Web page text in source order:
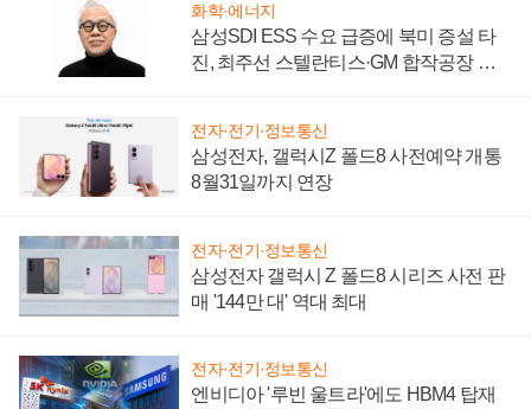
화학·에너지
삼성SDI ESS 수요 급증에 북미 증설 타
진, 최주선 스텔란티스·GM 합작공장 건
전자·전기·정보통신
삼성전자, 갤럭시Z 폴드8 사전예약 개통
8월31일까지 연장
전자·전기·정보통신
삼성전자 갤럭시 Z 폴드8 시리즈 사전 판
매 '144만 대' 역대 최대
전자·전기·정보통신
엔비디아 '루빈 울트라'에도 HBM4 탑재